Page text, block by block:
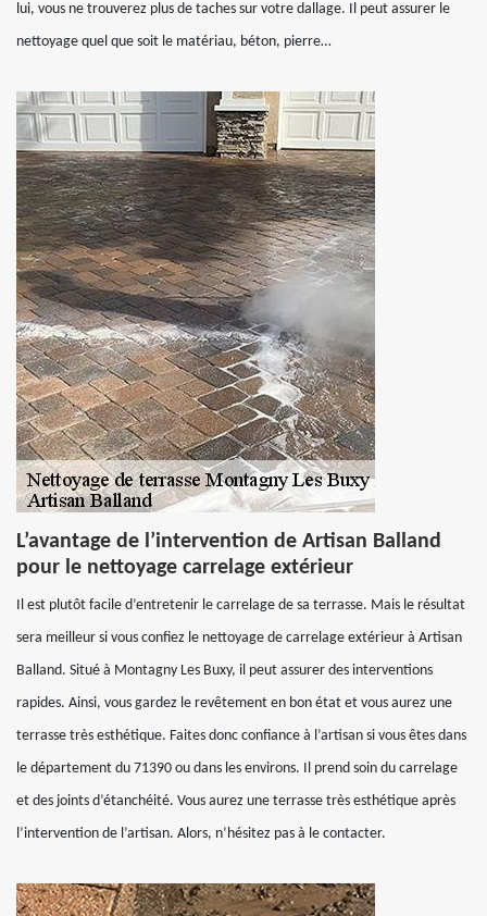
lui, vous ne trouverez plus de taches sur votre dallage. Il peut assurer le
nettoyage quel que soit le matériau, béton, pierre…
L’avantage de l’intervention de Artisan Balland
pour le nettoyage carrelage extérieur
Il est plutôt facile d’entretenir le carrelage de sa terrasse. Mais le résultat
sera meilleur si vous confiez le nettoyage de carrelage extérieur à Artisan
Balland. Situé à Montagny Les Buxy, il peut assurer des interventions
rapides. Ainsi, vous gardez le revêtement en bon état et vous aurez une
terrasse très esthétique. Faites donc confiance à l’artisan si vous êtes dans
le département du 71390 ou dans les environs. Il prend soin du carrelage
et des joints d’étanchéité. Vous aurez une terrasse très esthétique après
l’intervention de l’artisan. Alors, n’hésitez pas à le contacter.